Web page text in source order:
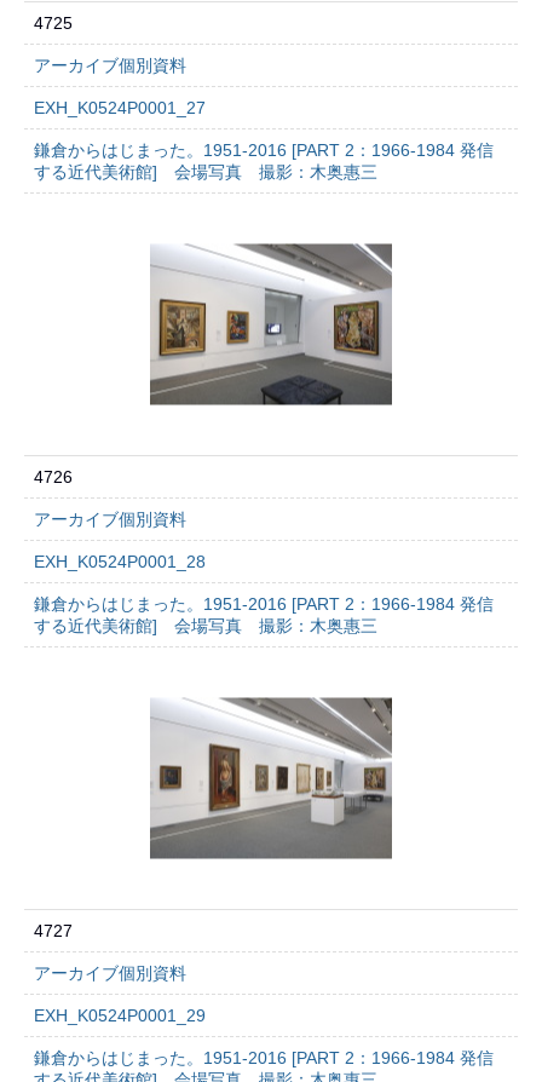
4725
アーカイブ個別資料
EXH_K0524P0001_27
鎌倉からはじまった。1951-2016 [PART 2：1966-1984 発信
する近代美術館] 会場写真 撮影：木奥惠三
4726
アーカイブ個別資料
EXH_K0524P0001_28
鎌倉からはじまった。1951-2016 [PART 2：1966-1984 発信
する近代美術館] 会場写真 撮影：木奥惠三
4727
アーカイブ個別資料
EXH_K0524P0001_29
鎌倉からはじまった。1951-2016 [PART 2：1966-1984 発信